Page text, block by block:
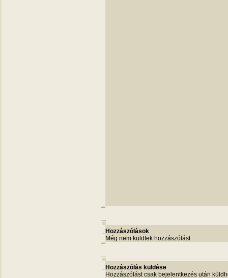
Hozzászólások
Még nem küldtek hozzászólást
Hozzászólás küldése
Hozzászólást csak bejelentkezés után